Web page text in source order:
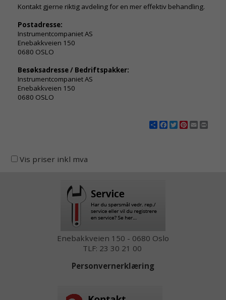
Kontakt gjerne riktig avdeling for en mer effektiv behandling.
Postadresse:
Instrumentcompaniet AS
Enebakkveien 150
0680 OSLO
Besøksadresse / Bedriftspakker:
Instrumentcompaniet AS
Enebakkveien 150
0680 OSLO
ShareFacebook
Twitter
Pinterest
Email
Vis priser inkl mva
Enebakkveien 150 - 0680 Oslo
TLF: 23 30 21 00
Personvernerklæring